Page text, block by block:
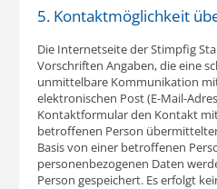
5. Kontaktmöglichkeit
Die Internetseite der Stimpfig
Vorschriften Angaben, die eine
unmittelbare Kommunikation
elektronischen Post (E-Mail-
Kontaktformular den Kontakt
betroffenen Person
Basis von einer betroffenen
personenbezogenen Daten
Person gespeichert. Es erfolgt